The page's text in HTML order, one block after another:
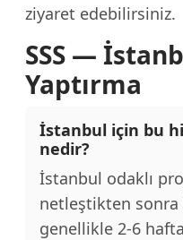
ziyaret edebilirsiniz.
SSS —
Yaptırma
İstanbul için bu
nedir?
İstanbul odaklı
netleştikten sonra
genellikle 2-6